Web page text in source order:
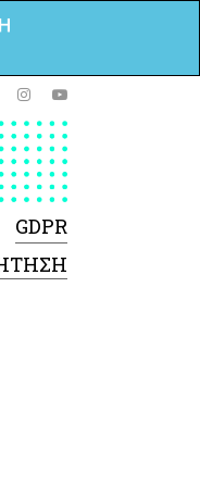
GDPR